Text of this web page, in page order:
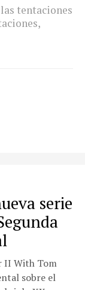
tentaciones
,
serie
II With Tom
sobre el